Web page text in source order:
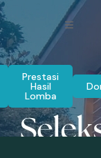
Prestasi
Hasil
Lomba